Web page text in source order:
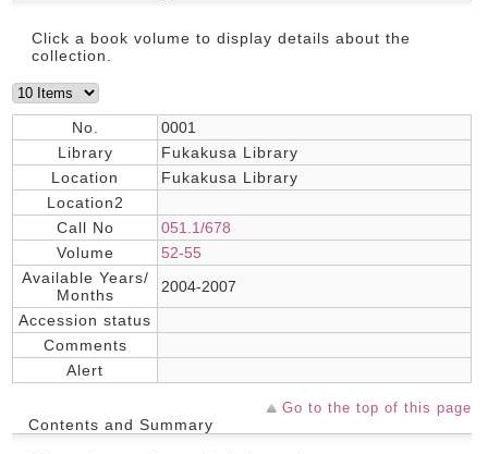
Click a book volume to display details about the
collection.
No.
0001
Library
Fukakusa Library
Location
Fukakusa Library
Location2
Call No
051.1/678
Volume
52-55
Available Years/
Months
2004-2007
Accession status
Comments
Alert
Go to the top of this page
Contents and Summary